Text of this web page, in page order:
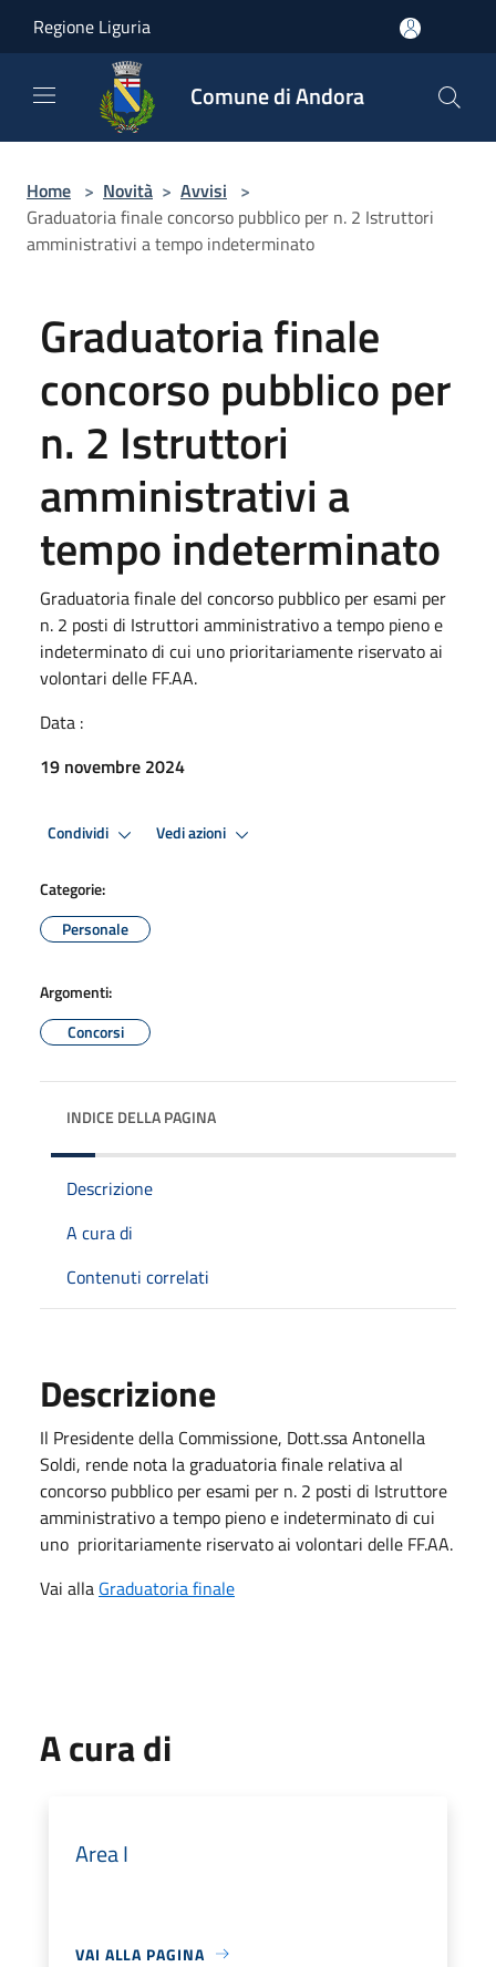
Regione Liguria
Comune di Andora
Home > Novità > Avvisi >
Graduatoria finale concorso pubblico per n. 2 Istruttori
amministrativi a tempo indeterminato
Graduatoria finale
concorso pubblico per
n. 2 Istruttori
amministrativi a
tempo indeterminato
Graduatoria finale del concorso pubblico per esami per
n. 2 posti di Istruttori amministrativo a tempo pieno e
indeterminato di cui uno prioritariamente riservato ai
volontari delle FF.AA.
Data :
19 novembre 2024
Condividi Vedi azioni
Categorie:
Personale
Argomenti:
Concorsi
INDICE DELLA PAGINA
Descrizione
A cura di
Contenuti correlati
Descrizione
Il Presidente della Commissione, Dott.ssa Antonella
Soldi, rende nota la graduatoria finale relativa al
concorso pubblico per esami per n. 2 posti di Istruttore
amministrativo a tempo pieno e indeterminato di cui
uno prioritariamente riservato ai volontari delle FF.AA.
Vai alla Graduatoria finale
A cura di
Area I
VAI ALLA PAGINA